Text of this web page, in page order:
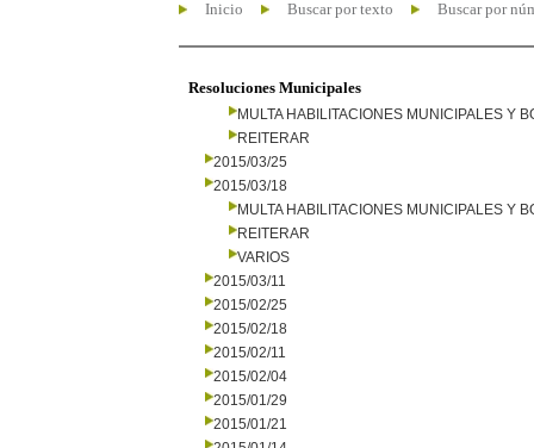
Inicio Buscar por texto Buscar por
Resoluciones Municipales
MULTA HABILITACIONES MUNICIPALES Y
REITERAR
2015/03/25
2015/03/18
MULTA HABILITACIONES MUNICIPALES Y
REITERAR
VARIOS
2015/03/11
2015/02/25
2015/02/18
2015/02/11
2015/02/04
2015/01/29
2015/01/21